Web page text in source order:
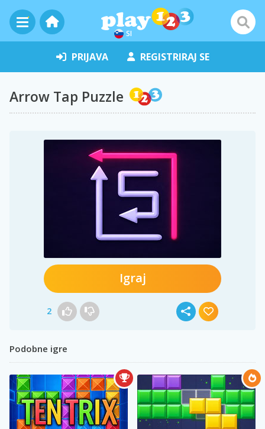
SI
PRIJAVA REGISTRIRAJ SE
Arrow Tap Puzzle
Igraj
2
Podobne igre